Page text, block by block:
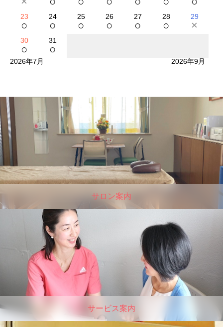
23
○
24
○
25
○
26
○
27
○
28
○
29
×
30
○
31
○
2026年7月 2026年9月
サロン案内
サービス案内